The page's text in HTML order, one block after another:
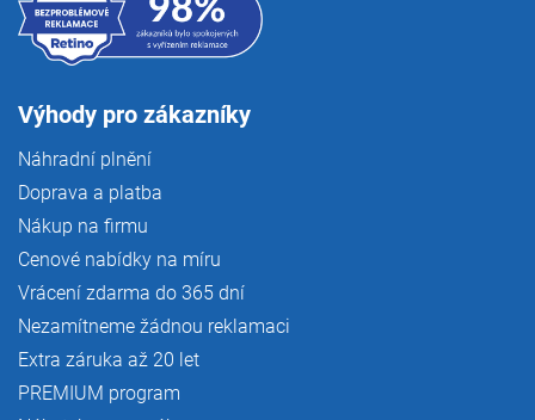
Výhody pro zákazníky
Náhradní plnění
Doprava a platba
Nákup na firmu
Cenové nabídky na míru
Vrácení zdarma do 365 dní
Nezamítneme žádnou reklamaci
Extra záruka až 20 let
PREMIUM program